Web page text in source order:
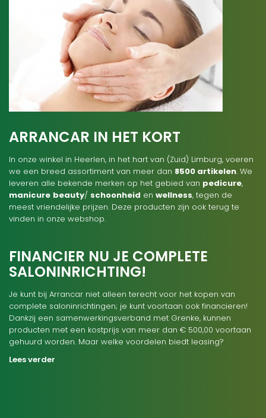
ARRANCAR IN HET KORT
In onze winkel in Heerlen, in het hart van (Zuid) Limburg, voeren
we een breed assortiment van meer dan 8500 artikelen. We
leveren alle bekende merken op het gebied van pedicure,
manicure beauty/ schoonheid en wellness, tegen de
meest vriendelijke prijzen. Deze producten zijn ook terug te
vinden in onze webshop.
FINANCIER NU JE COMPLETE
SALONINRICHTING!
Je kunt bij Arrancar niet alleen terecht voor het kopen van
complete saloninrichtingen; je kunt voortaan ook financieren!
Dankzij een samenwerkingsverband met Grenke, kunnen
producten met een kostprijs van meer dan € 500,00 voortaan
gehuurd worden. Maar welke voordelen biedt leasing?
Lees verder